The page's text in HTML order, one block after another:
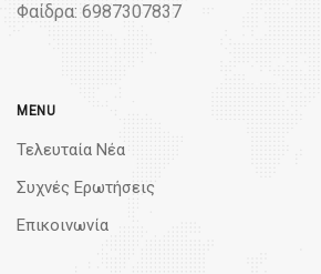
Φαίδρα: 6987307837
MENU
Τελευταία Νέα
Συχνές Ερωτήσεις
Επικοινωνία